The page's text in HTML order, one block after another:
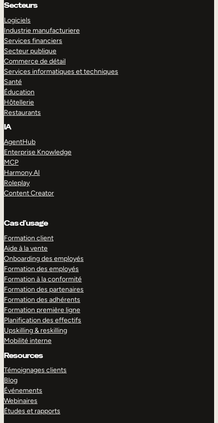
Secteurs
Logiciels
Industrie manufacturiere
Services financiers
Secteur publique
Commerce de détail
Services informatiques et techniques
Santé
Éducation
Hôtellerie
Restaurants
IA
AgentHub
Enterprise Knowledge
MCP
Harmony AI
Roleplay
Content Creator
Cas d’usage
Formation client
Aide à la vente
Onboarding des employés
Formation des employés
Formation à la conformité
Formation des partenaires
Formation des adhérents
Formation première ligne
Planification des effectifs
Upskilling & reskilling
Mobilité interne
Resources
Témoignages clients
Blog
Événements
Webinaires
Études et rapports